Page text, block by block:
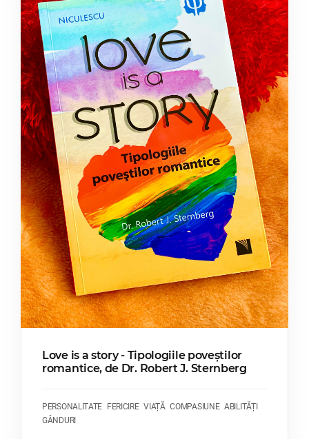
Love is a story - Tipologiile poveștilor
romantice, de Dr. Robert J. Sternberg
PERSONALITATE FERICIRE VIAȚĂ COMPASIUNE ABILITĂȚI
GÂNDURI